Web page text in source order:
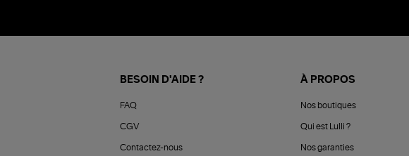
BESOIN D'AIDE ?
FAQ
CGV
Contactez-nous
À PROPOS
Nos boutiques
Qui est Lulli ?
Nos garanties